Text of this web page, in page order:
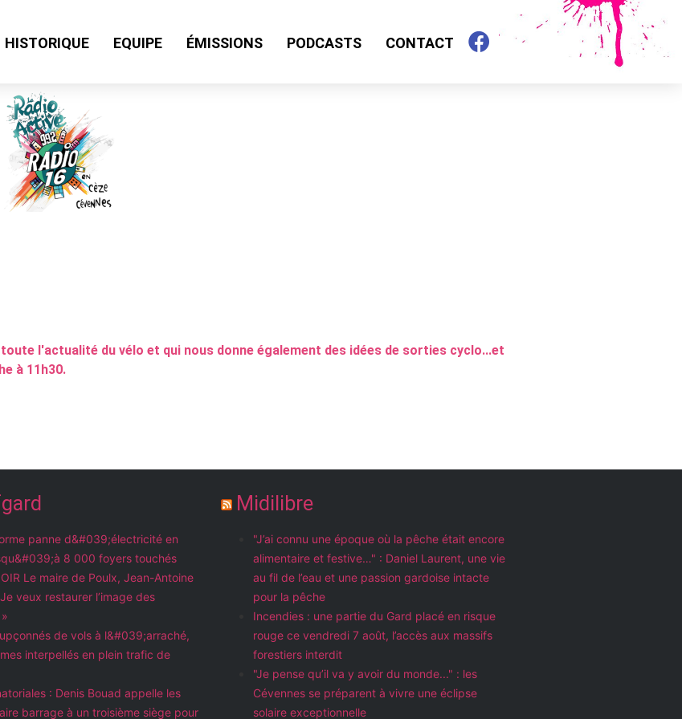
HISTORIQUE EQUIPE ÉMISSIONS PODCASTS CONTACT
l'actualité du vélo et qui nous donne également des idées de sorties cyclo...et
à 11h30.
panne d&#039;électricité en
8 000 foyers touchés
Le maire de Poulx, Jean-Antoine
veux restaurer l’image des
de vols à l&#039;arraché,
interpellés en plein trafic de
: Denis Bouad appelle les
barrage à un troisième siège pour
Midilibre
"J’ai connu une époque où la pêche était encore
alimentaire et festive…" : Daniel Laurent, une vie
au fil de l’eau et une passion gardoise intacte
pour la pêche
Incendies : une partie du Gard placé en risque
rouge ce vendredi 7 août, l’accès aux massifs
forestiers interdit
"Je pense qu’il va y avoir du monde..." : les
Cévennes se préparent à vivre une éclipse
solaire exceptionnelle